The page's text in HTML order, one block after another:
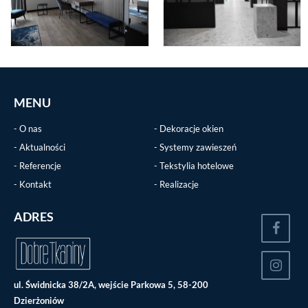
Kontakt
MENU
O nas
Aktualności
Referencje
Kontakt
Dekoracje okien
Systemy zawieszeń
Tekstylia hotelowe
Realizacje
ADRES
ul. Świdnicka 38/2A, wejście Parkowa 5, 58-200
Dzierżoniów